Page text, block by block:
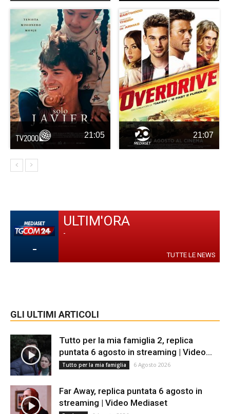
21:05 21:07
-
ULTIM'ORA
-
TUTTE LE NEWS
GLI ULTIMI ARTICOLI
Tutto per la mia famiglia 2, replica
puntata 6 agosto in streaming | Video...
Tutto per la mia famiglia 6 Agosto 2026
Far Away, replica puntata 6 agosto in
streaming | Video Mediaset